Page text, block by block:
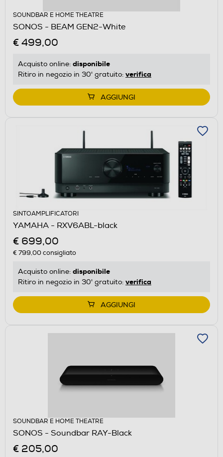
SOUNDBAR E HOME THEATRE
SONOS - BEAM GEN2-White
€ 499,00
Acquisto online: disponibile
Ritiro in negozio in 30' gratuito: verifica
AGGIUNGI
SINTOAMPLIFICATORI
YAMAHA - RXV6ABL-black
€ 699,00
€ 799,00consigliato
Acquisto online: disponibile
Ritiro in negozio in 30' gratuito: verifica
AGGIUNGI
SOUNDBAR E HOME THEATRE
SONOS - Soundbar RAY-Black
€ 205,00